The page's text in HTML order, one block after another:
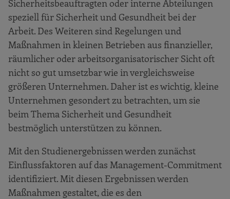
Sicherheitsbeauftragten oder interne Abteilungen
speziell für Sicherheit und Gesundheit bei der
Arbeit. Des Weiteren sind Regelungen und
Maßnahmen in kleinen Betrieben aus finanzieller,
räumlicher oder arbeitsorganisatorischer Sicht oft
nicht so gut umsetzbar wie in vergleichsweise
größeren Unternehmen. Daher ist es wichtig, kleine
Unternehmen gesondert zu betrachten, um sie
beim Thema Sicherheit und Gesundheit
bestmöglich unterstützen zu können.
Mit den Studienergebnissen werden zunächst
Einflussfaktoren auf das Management-Commitment
identifiziert. Mit diesen Ergebnissen werden
Maßnahmen gestaltet, die es den